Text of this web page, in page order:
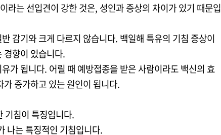
라는 선입견이 강한 것은, 성인과 증상의 차이가 있기 때문입
감기와 크게 다르지 않습니다. 백일해 특유의 기침 증상이
경향이 있습니다.
가 됩니다. 어릴 때 예방접종을 받은 사람이라도 백신의 효
증가하고 있는 원인이 됩니다.
기침이 특징입니다.
나는 특징적인 기침입니다.